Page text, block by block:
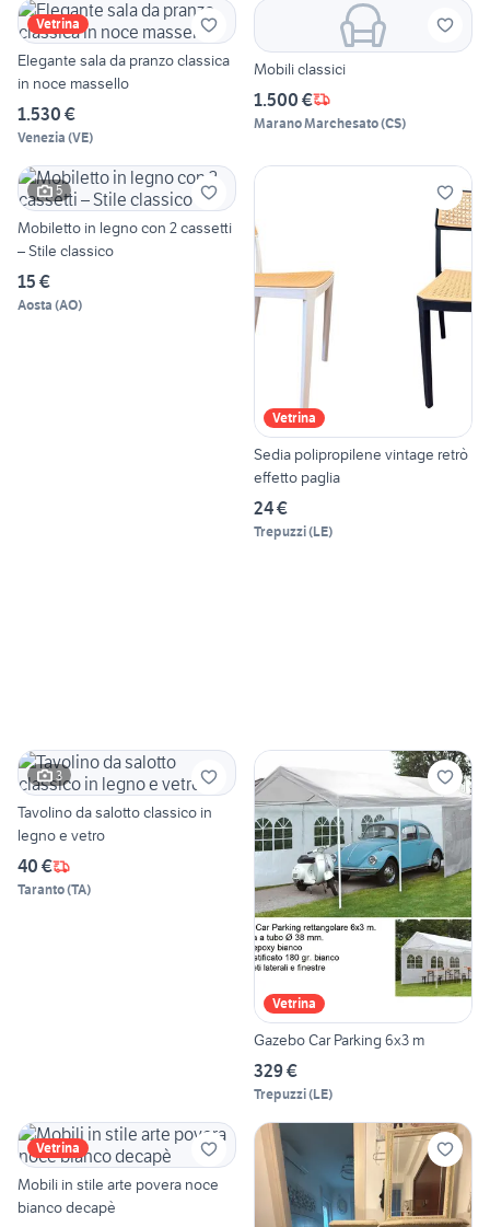
Vetrina
Elegante sala da pranzo classica
in noce massello
1.530 €
Venezia (VE)
Mobili classici
1.500 €
Marano Marchesato(CS)
5
Mobiletto in legno con 2 cassetti
– Stile classico
15 €
Aosta (AO)
Vetrina
Sedia polipropilene vintage retrò
effetto paglia
24 €
Trepuzzi(LE)
3
Tavolino da salotto classico in
legno e vetro
40 €
Taranto(TA)
Vetrina
Gazebo Car Parking 6x3 m
329 €
Trepuzzi(LE)
Vetrina
Mobili in stile arte povera noce
bianco decapè